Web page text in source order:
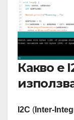
Какво е
I2C ( Inter-